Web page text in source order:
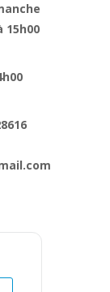
15h00